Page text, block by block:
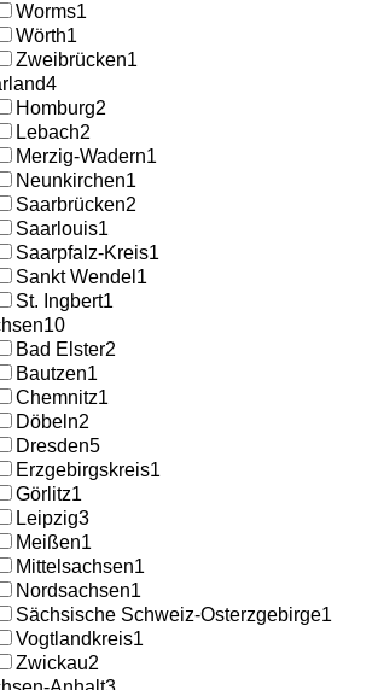
Worms1
Wörth1
Zweibrücken1
4
Homburg2
Lebach2
Merzig-Wadern1
Neunkirchen1
Saarbrücken2
Saarlouis1
Saarpfalz-Kreis1
Sankt Wendel 1
St. Ingbert1
10
Bad Elster2
Bautzen1
Chemnitz1
Döbeln2
Dresden5
Erzgebirgskreis1
Görlitz1
Leipzig3
Meißen1
Mittelsachsen1
Nordsachsen1
Sächsische Schweiz-Osterzgebirge1
Vogtlandkreis1
Zwickau2